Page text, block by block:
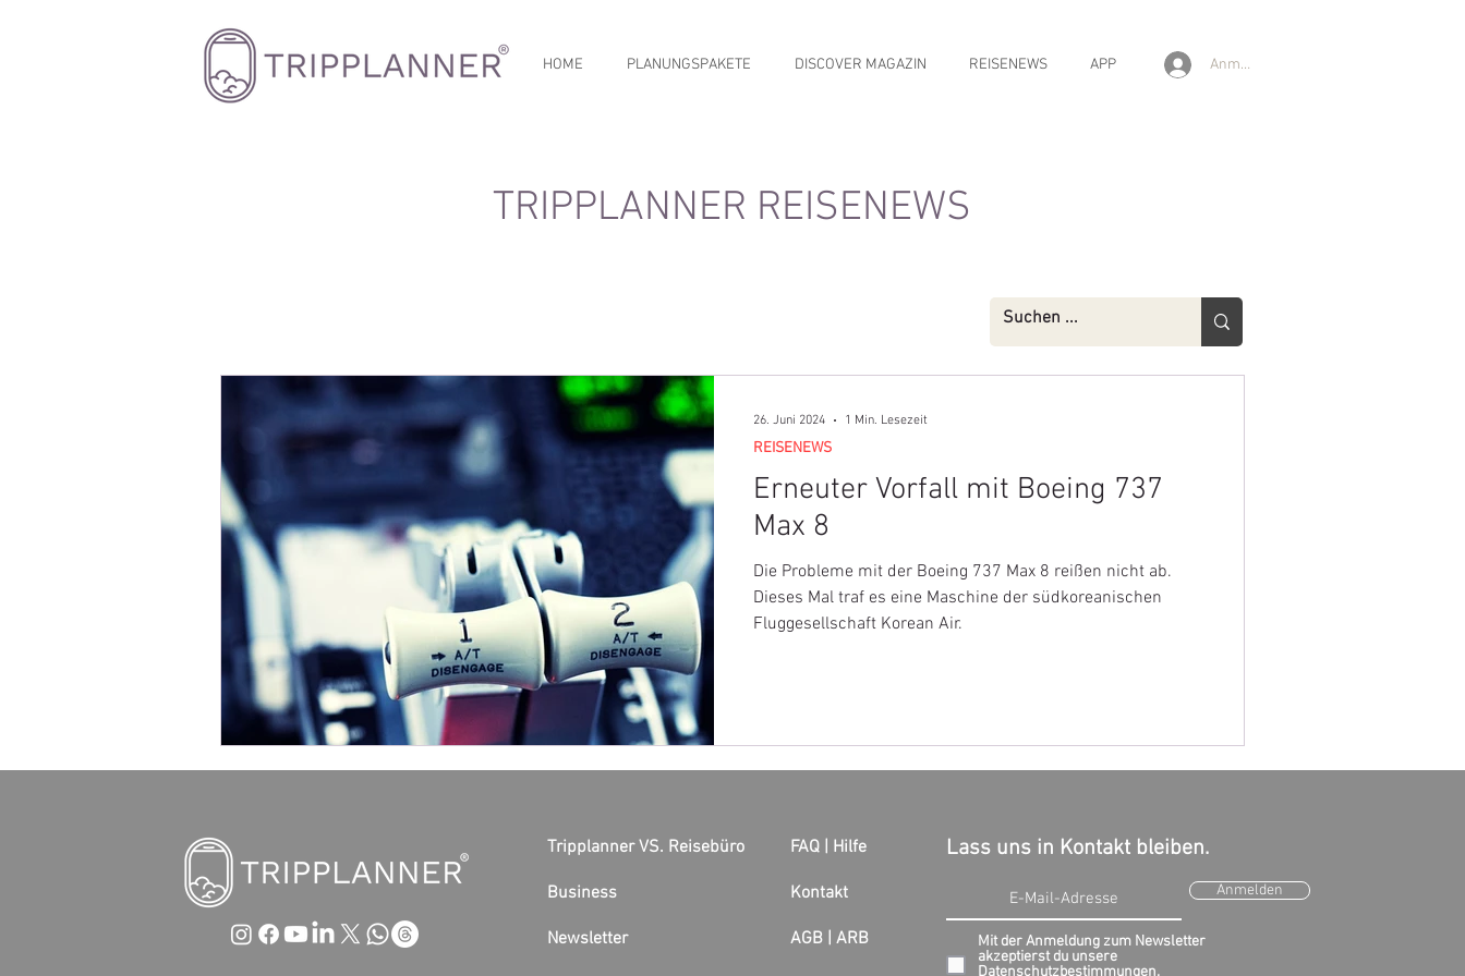
HOME PLANUNGSPAKETE DISCOVER MAGAZIN REISENEWS APP Anmelden
TRIPPLANNER REISENEWS
Erneuter Vorfall mit Boeing 737
Max 8
Die Probleme mit der Boeing 737 Max 8 reißen nicht ab.
Dieses Mal traf es eine Maschine der südkoreanischen
Fluggesellschaft Korean Air.
REISENEWS
26. Juni 2024 1 Min. Lesezeit
Tripplanner VS. Reisebüro
Business
Newsletter
FAQ | Hilfe
Kontakt
AGB | ARB
Lass uns in Kontakt bleiben.
Anmelden
Mit der Anmeldung zum Newsletter
akzeptierst du unsere
Datenschutzbestimmungen.